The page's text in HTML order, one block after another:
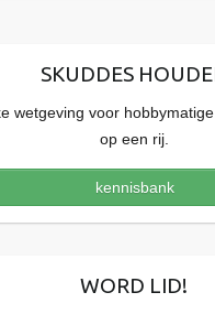
SKUDDES
wetgeving voor
op een rij.
kennisbank
WORD LID!